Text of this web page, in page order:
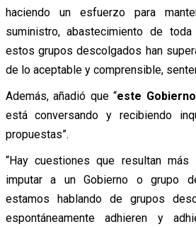
haciendo un esfuerzo para
suministro, abastecimiento de
estos grupos descolgados han
de lo aceptable y comprensible,
Además, añadió que “este
está conversando y recibiendo
propuestas”.
“Hay cuestiones que resultan
imputar a un Gobierno o grupo
estamos hablando de grupos
espontáneamente adhieren y